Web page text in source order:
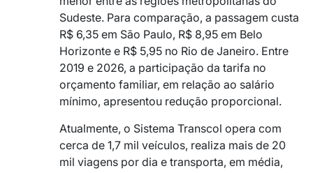
Sudeste. Para comparação, a passagem custa
R$ 6,35 em São Paulo, R$ 8,95 em Belo
Horizonte e R$ 5,95 no Rio de Janeiro. Entre
2019 e 2026, a participação da tarifa no
orçamento familiar, em relação ao salário
mínimo, apresentou redução proporcional.
Atualmente, o Sistema Transcol opera com
cerca de 1,7 mil veículos, realiza mais de 20
mil viagens por dia e transporta, em média,